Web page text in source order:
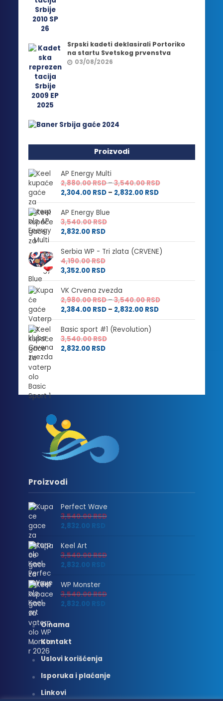
Srpski kadeti deklasirali Portoriko
na startu Svetskog prvenstva
03/08/2026
Proizvodi
AP Energy Multi
2,880.00RSD–3,540.00RSDRaspon
od
2,304.00 RSD – 2,832.00 RSDRaspon
cena:
2,832.00 RSD
AP Energy Blue
3,540.00RSD
2,832.00 RSD
Serbia WP - Tri zlata (CRVENE)
4,190.00RSD
3,352.00 RSD
VK Crvena zvezda
2,980.00RSD–3,540.00RSDRaspon
od
2,384.00 RSD – 2,832.00 RSDRaspon
cena:
Basic sport #1 (Revolution)
3,540.00RSD
2,832.00 RSD
Proizvodi
Perfect Wave
3,540.00RSD
2,832.00 RSD
Keel Art
3,540.00RSD
2,832.00 RSD
WP Monster
3,540.00RSD
2,832.00 RSD
O nama
Kontakt
Uslovi korišćenja
Isporuka i plaćanje
Linkovi